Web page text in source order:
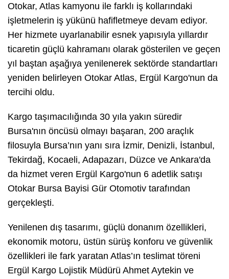
Otokar, Atlas kamyonu ile farklı iş kollarındaki
işletmelerin iş yükünü hafifletmeye devam ediyor.
Her hizmete uyarlanabilir esnek yapısıyla yıllardır
ticaretin güçlü kahramanı olarak gösterilen ve geçen
yıl baştan aşağıya yenilenerek sektörde standartları
yeniden belirleyen Otokar Atlas, Ergül Kargo'nun da
tercihi oldu.
Kargo taşımacılığında 30 yıla yakın süredir
Bursa'nın öncüsü olmayı başaran, 200 araçlık
filosuyla Bursa’nın yanı sıra İzmir, Denizli, İstanbul,
Tekirdağ, Kocaeli, Adapazarı, Düzce ve Ankara'da
da hizmet veren Ergül Kargo'nun 6 adetlik satışı
Otokar Bursa Bayisi Gür Otomotiv tarafından
gerçekleşti.
Yenilenen dış tasarımı, güçlü donanım özellikleri,
ekonomik motoru, üstün sürüş konforu ve güvenlik
özellikleri ile fark yaratan Atlas’ın teslimat töreni
Ergül Kargo Lojistik Müdürü Ahmet Aytekin ve